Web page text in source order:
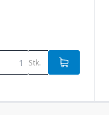
Stk.